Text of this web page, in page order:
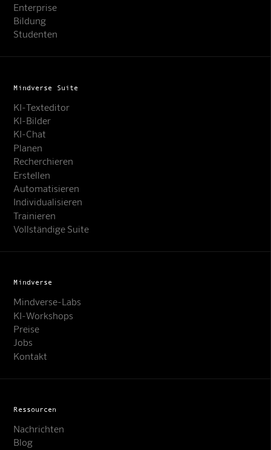
Enterprise
Bildung
Studenten
Mindverse Suite
KI-Texteditor
KI-Bilder
KI-Chat
Planen
Recherchieren
Erstellen
Automatisieren
Individualisieren
Trainieren
Vollständige Suite
Mindverse
Mindverse-Labs
KI-Workshops
Preise
Jobs
Kontakt
Ressourcen
Nachrichten
Blog